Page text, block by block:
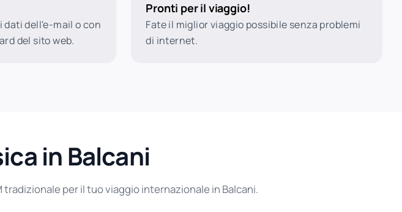
dell'e-mail o con
del sito web.
Pronti per il viaggio!
Fate il miglior viaggio possibile senza problemi
di internet.
in Balcani
per il tuo viaggio internazionale in Balcani.